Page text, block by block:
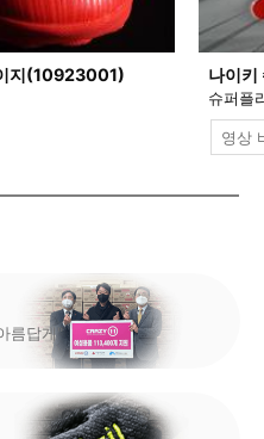
지(10923001) 나이
슈퍼플
영상
름답게"